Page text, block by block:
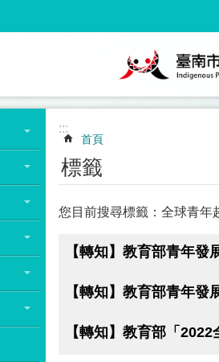
:::
首頁
標籤
您目前搜尋標籤：全球青年
【轉知】教育部青年
【轉知】教育部青年
【轉知】教育部「